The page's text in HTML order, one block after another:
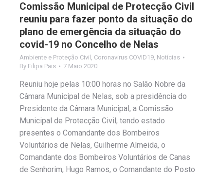
Comissão Municipal de Protecção Civil
reuniu para fazer ponto da situação do
plano de emergência da situação do
covid-19 no Concelho de Nelas
Ambiente e Proteção Civil , Coronavirus COVID19, Notícias
By Filipa Pais 7 Maio 2020
Reuniu hoje pelas 10:00 horas no Salão Nobre da
Câmara Municipal de Nelas, sob a presidência do
Presidente da Câmara Municipal, a Comissão
Municipal de Protecção Civil, tendo estado
presentes o Comandante dos Bombeiros
Voluntários de Nelas, Guilherme Almeida, o
Comandante dos Bombeiros Voluntários de Canas
de Senhorim, Hugo Ramos, o Comandante do Posto